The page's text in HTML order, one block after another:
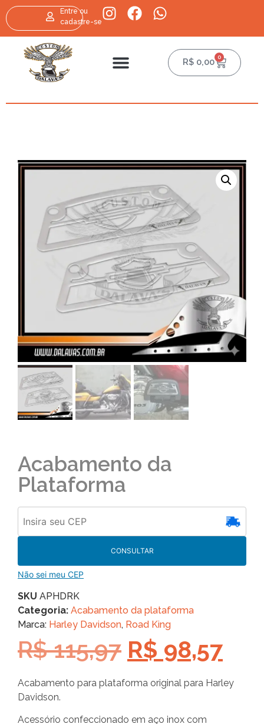
Entre ou
cadastre-se
R$ 0,00 0
Acabamento da
Plataforma
CONSULTAR
Não sei meu CEP
SKU APHDRK
Categoria: Acabamento da plataforma
Marca: Harley Davidson, Road King
R$115,97 R$ 98,57
Acabamento para plataforma original para Harley
Davidson.
Acessório confeccionado em aço inox com